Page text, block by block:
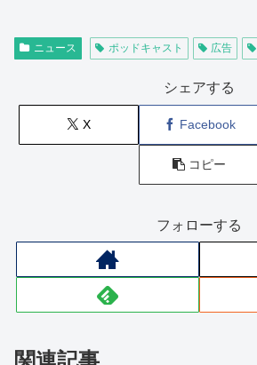
ニュース ポッドキャスト 広告
シェアする
X Facebook
コピー
フォローする